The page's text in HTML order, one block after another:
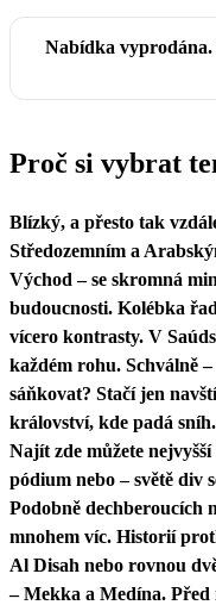
Nabídka vyprodána.
Proč si vybrat
Blízký, a přesto tak
Středozemním a
Východ – se skromná
budoucnosti. Kolébka
vícero kontrasty. V
každém rohu. Schválně
sáňkovat? Stačí jen
království, kde padá
Najít zde můžete
pódium nebo – světě div
Podobně dechberoucích
mnohem víc. Historií
Al Disah nebo rovnou
– Mekka a Medína. Před